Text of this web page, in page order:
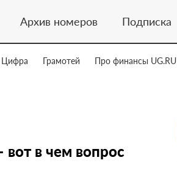
Архив номеров Подписка
Цифра Грамотей Про финансы UG.RU
в чем вопрос